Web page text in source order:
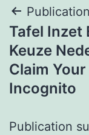
de
l’article
Tafel Inzet
Keuze
Claim
Incognito
Publication